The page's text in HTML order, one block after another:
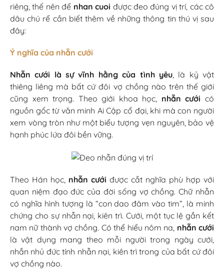
riêng, thế nên để nhan cuoi được đeo đúng vị trí, các cô
dâu chú rể cần biết thêm về những thông tin thú vị sau
đây:
Ý nghĩa của nhẫn cưới
Nhẫn cưới là sự vĩnh hằng của tình yêu, là kỷ vật
thiêng liêng mà bất cứ đôi vợ chồng nào trên thế giới
cũng xem trọng. Theo giới khoa học, nhẫn cướicó
nguồn gốc từ văn minh Ai Cập cổ đại, khi mà con người
xem vòng tròn như một biểu tượng vẹn nguyên, bảo vệ
hạnh phúc lứa đôi bền vững.
Theo Hán học, nhẫn cưới được cắt nghĩa phù hợp với
quan niệm đạo đức của đời sống vợ chồng. Chữ nhẫn
có nghĩa hình tượng là “con dao đâm vào tim”, là minh
chứng cho sự nhẫn nại, kiên trì. Cưới, một tục lệ gắn kết
nam nữ thành vợ chồng. Có thể hiểu nôm na, nhẫn cưới
là vật dụng mang theo mỗi người trong ngày cưới,
nhắn nhủ đức tính nhẫn nại, kiên trì trong của bất cứ đôi
vợ chồng nào.